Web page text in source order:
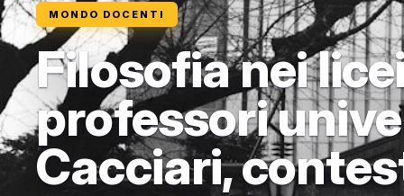
MONDO DOCENTI
Filosofia nei
professori
Cacciari,